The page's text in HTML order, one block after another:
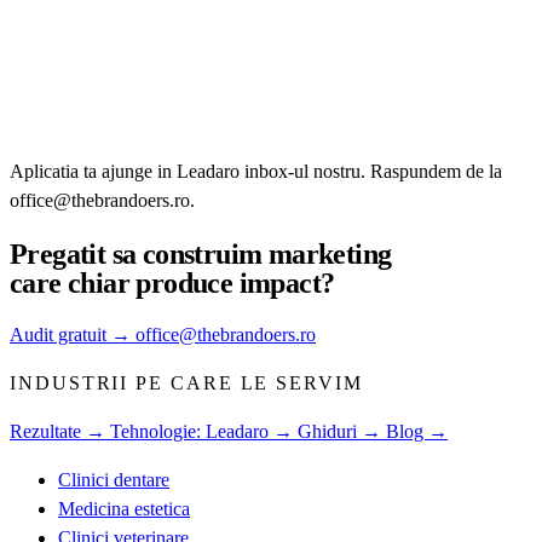
Aplicatia ta ajunge in Leadaro inbox-ul nostru. Raspundem de la
office@thebrandoers.ro.
Pregatit sa construim marketing
care chiar produce impact?
Audit gratuit → office@thebrandoers.ro
INDUSTRII PE CARE LE SERVIM
Rezultate → Tehnologie: Leadaro → Ghiduri → Blog →
Clinici dentare
Medicina estetica